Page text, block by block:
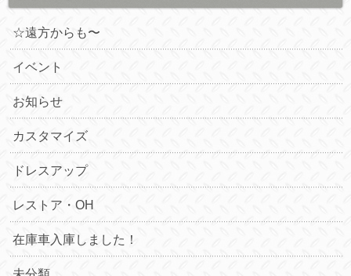
☆遠方からも〜
イベント
お知らせ
カスタマイズ
ドレスアップ
レストア・OH
在庫車入庫しました！